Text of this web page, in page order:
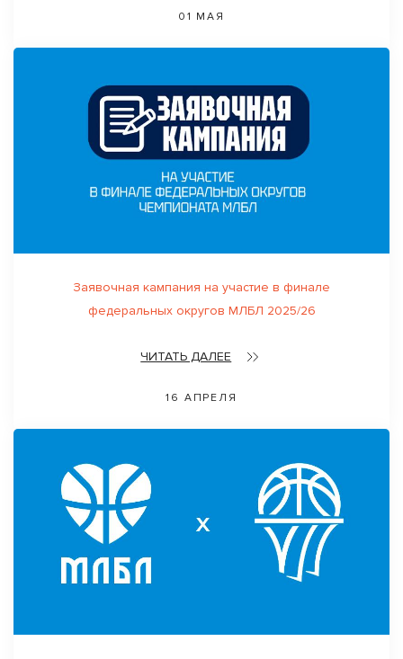
01 МАЯ
Заявочная кампания на участие в финале
федеральных округов МЛБЛ 2025/26
ЧИТАТЬ ДАЛЕЕ
16 АПРЕЛЯ